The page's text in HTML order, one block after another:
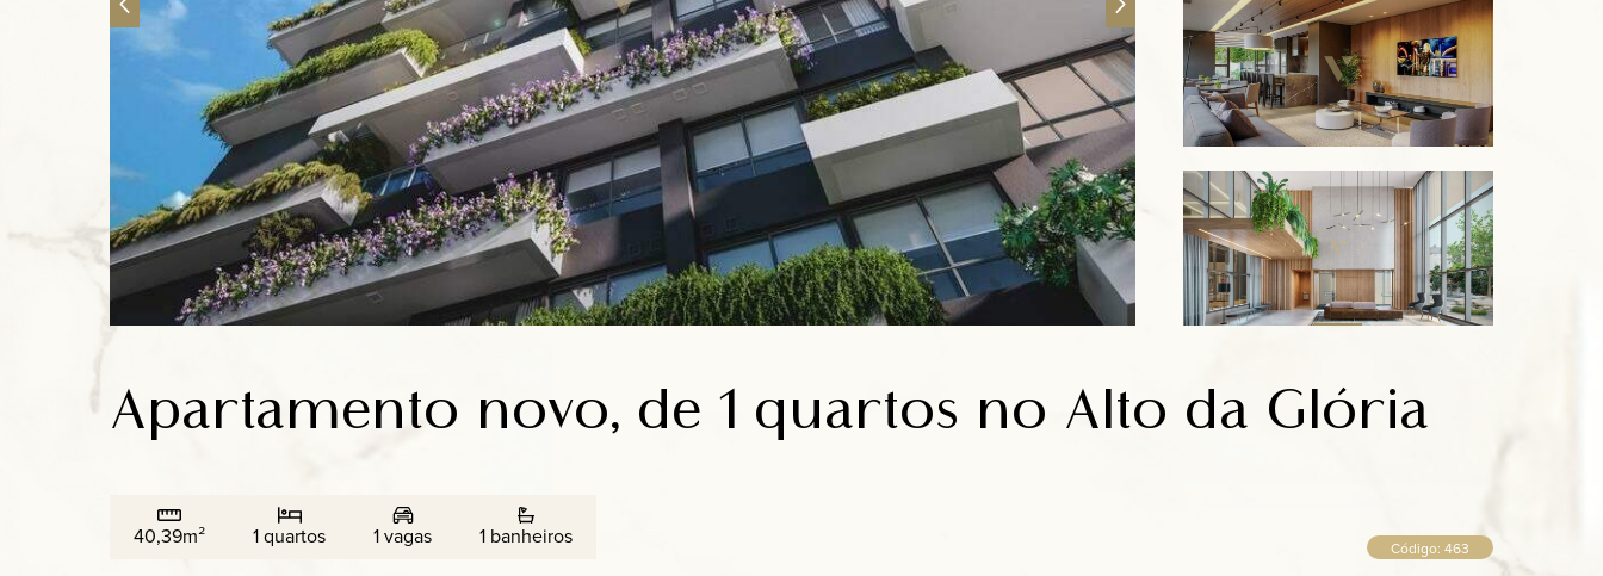
Apartamento novo, de 1 quartos no Alto da Glória
40,39m² 1 quartos 1 vagas 1 banheiros Código: 463